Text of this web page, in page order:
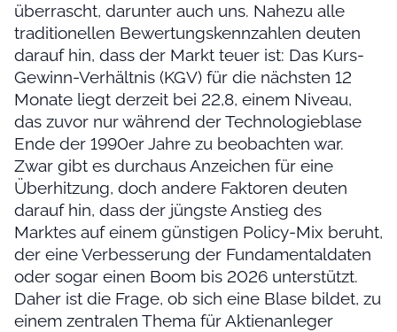
überrascht, darunter auch uns. Nahezu alle
traditionellen Bewertungskennzahlen deuten
darauf hin, dass der Markt teuer ist: Das Kurs-
Gewinn-Verhältnis (KGV) für die nächsten 12
Monate liegt derzeit bei 22,8, einem Niveau,
das zuvor nur während der Technologieblase
Ende der 1990er Jahre zu beobachten war.
Zwar gibt es durchaus Anzeichen für eine
Überhitzung, doch andere Faktoren deuten
darauf hin, dass der jüngste Anstieg des
Marktes auf einem günstigen Policy-Mix beruht,
der eine Verbesserung der Fundamentaldaten
oder sogar einen Boom bis 2026 unterstützt.
Daher ist die Frage, ob sich eine Blase bildet, zu
einem zentralen Thema für Aktienanleger